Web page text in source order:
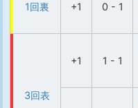
1回裏 +1 0 - 1
3回表
+1 1 - 1